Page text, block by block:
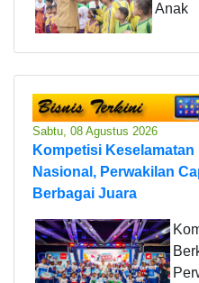
Anak
Sabtu, 08 Agustus 2026
Kompetisi Keselamatan
Nasional, Perwakilan
Berbagai Juara